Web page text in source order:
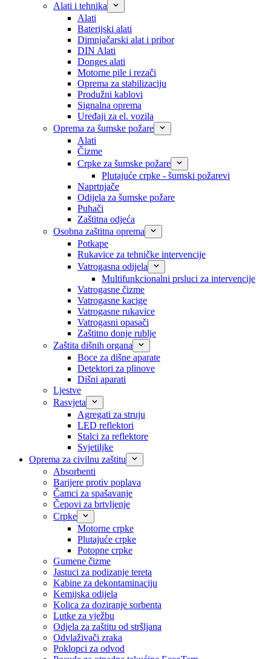
Alati i tehnika
Alati
Baterijski alati
Dimnjačarski alat i pribor
DIN Alati
Donges alati
Motorne pile i rezači
Oprema za stabilizaciju
Produžni kablovi
Signalna oprema
Uređaji za el. vozila
Oprema za šumske požare
Alati
Čizme
Crpke za šumske požare
Plutajuće crpke - šumski požarevi
Naprtnjače
Odijela za šumske požare
Puhači
Zaštitna odjeća
Osobna zaštitna oprema
Potkape
Rukavice za tehničke intervencije
Vatrogasna odijela
Multifunkcionalni prsluci za intervencije
Vatrogasne čizme
Vatrogasne kacige
Vatrogasne rukavice
Vatrogasni opasači
Zaštitno donje rublje
Zaštita dišnih organa
Boce za dišne aparate
Detektori za plinove
Dišni aparati
Ljestve
Rasvjeta
Agregati za struju
LED reflektori
Stalci za reflektore
Svjetiljke
Oprema za civilnu zaštitu
Absorbenti
Barijere protiv poplava
Čamci za spašavanje
Čepovi za brtvljenje
Crpke
Motorne crpke
Plutajuće crpke
Potopne crpke
Gumene čizme
Jastuci za podizanje tereta
Kabine za dekontaminaciju
Kemijska odijela
Kolica za doziranje sorbenta
Lutke za vježbu
Odjela za zaštitu od stršljana
Odvlaživači zraka
Poklopci za odvod